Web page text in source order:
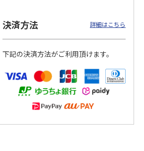
ローラルの香り
(送料別・税込)
えBOX とりささ…
(送料別・税込)
決済方法 詳細はこちら
下記の決済方法がご利用頂けます。